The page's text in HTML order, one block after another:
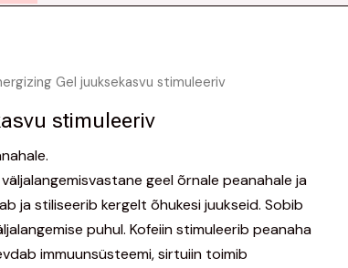
Gel juuksekasvu stimuleeriv
stimuleeriv
geel õrnale peanahale ja
ja stiliseerib kergelt õhukesi juukseid. Sobib
puhul. Kofeiin stimuleerib peanaha
immuunsüsteemi, sirtuiin toimib